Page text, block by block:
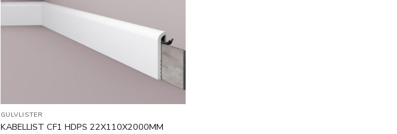
GULVLISTER
KABELLIST CF1 HDPS 22X110X2000MM